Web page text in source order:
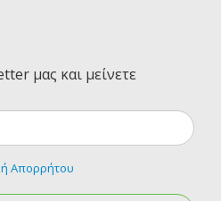
μας και μείνετε
Απορρήτου